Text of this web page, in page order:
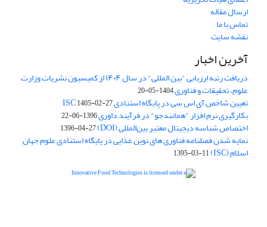
ارسال مقاله
تماس با ما
نقشه سایت
آخرین اخبار
دریافت رتبه ارزیابی "بین المللی" در سال ۱۴۰۴ از کمیسیون نشریات وزارت
علوم، تحقیقات و فناوری1404-05-20
تعیین شاخص آی اس سی در پایگاه استنادی ISC1405-02-27
بکارگیری نرم افزار "همانندجو" در فرآیند داوری1396-06-22
اختصاص شناسه دیجیتال معتبر بین‌المللی (DOI) 1396-04-27
نمایه شدن فصلنامه فناوری های نوین غذایی در پایگاه استنادی علوم جهان
اسلام (ISC) 1395-03-11